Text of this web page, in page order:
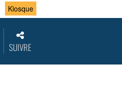
Kiosque
SUIVRE